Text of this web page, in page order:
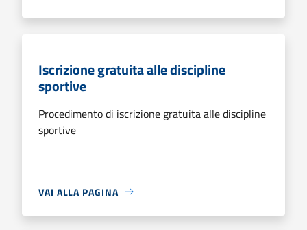
Iscrizione gratuita alle discipline
sportive
Procedimento di iscrizione gratuita alle discipline
sportive
VAI ALLA PAGINA